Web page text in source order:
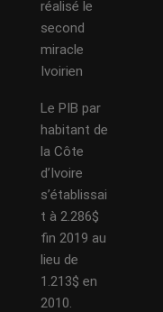
réalisé le
second
miracle
Ivoirien
Le PIB par
habitant de
la Côte
d’Ivoire
s’établissai
t à 2.286$
fin 2019 au
lieu de
1.213$ en
2010.